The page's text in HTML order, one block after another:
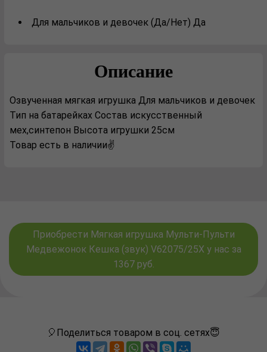
Для мальчиков и девочек (Да/Нет) Да
Описание
Озвученная мягкая игрушка Для мальчиков и девочек
Тип на батарейках Состав искусственный
мех,синтепон Высота игрушки 25см
Товар есть в наличии✌️
Приобрести Мягкая игрушка Мульти-Пульти
Медвежонок Кешка (звук) V62075/25X у нас за
1367 руб.
🎈Поделиться товаром в соц. сетях😇